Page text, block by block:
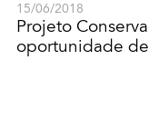
15/06/2018
Projeto
oportunidade